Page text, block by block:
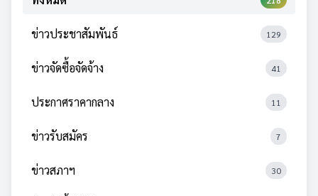
ข่าวประชาสัมพันธ์ 129
ข่าวจัดซื้อจัดจ้าง 41
ประกาศราคากลาง 11
ข่าวรับสมัคร 7
ข่าวสภาฯ 30